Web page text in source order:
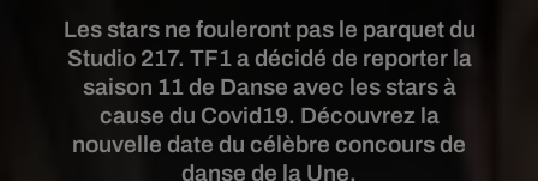
Les stars ne fouleront pas le parquet du
Studio 217. TF1 a décidé de reporter la
saison 11 de Danse avec les stars à
cause du Covid19. Découvrez la
nouvelle date du célèbre concours de
danse de la Une.